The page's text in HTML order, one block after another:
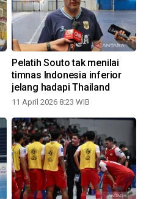
Pelatih Souto tak menilai
timnas Indonesia inferior
jelang hadapi Thailand
11 April 2026 8:23 WIB